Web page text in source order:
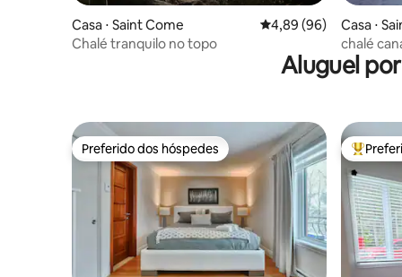
Casa ⋅ Saint Come 4,89 de uma avaliação
4,89 (96)
Chalé tranquilo no topo
Casa ⋅
chalé
in/out
Aluguel
Preferido dos hóspedes
Preferido dos hóspedes Entre